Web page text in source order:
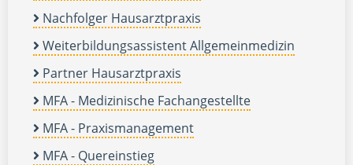
Nachfolger Hausarztpraxis
Weiterbildungsassistent Allgemeinmedizin
Partner Hausarztpraxis
MFA - Medizinische Fachangestellte
MFA - Praxismanagement
MFA - Quereinstieg